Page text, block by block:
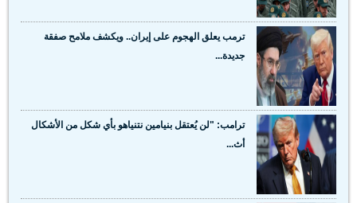
ترمب يعلق الهجوم على إيران.. ويكشف ملامح صفقة
جديدة...
ترامب: "لن يُعتقل بنيامين نتنياهو بأي شكل من الأشكال
أث...